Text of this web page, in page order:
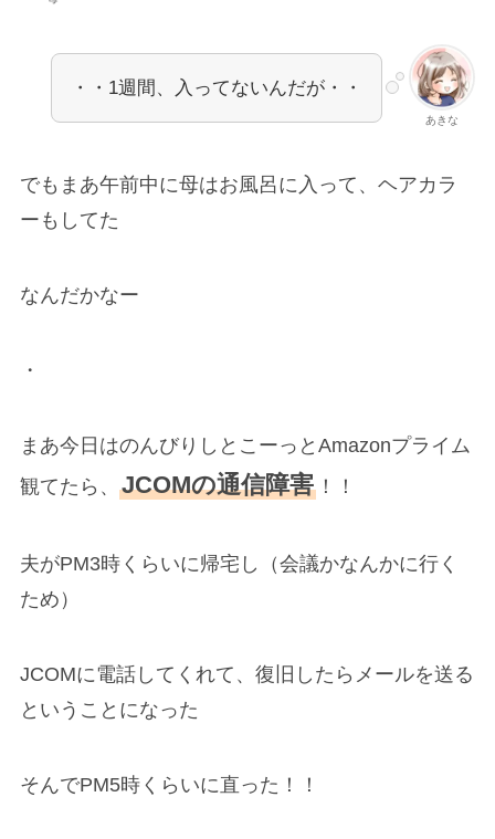
あきな
・・1週間、入ってないんだが・・
でもまあ午前中に母はお風呂に入って、ヘアカラ
ーもしてた
なんだかなー
・
まあ今日はのんびりしとこーっとAmazonプライム
観てたら、 JCOMの通信障害！！
夫がPM3時くらいに帰宅し（会議かなんかに行く
ため）
JCOMに電話してくれて、復旧したらメールを送る
ということになった
そんでPM5時くらいに直った！！